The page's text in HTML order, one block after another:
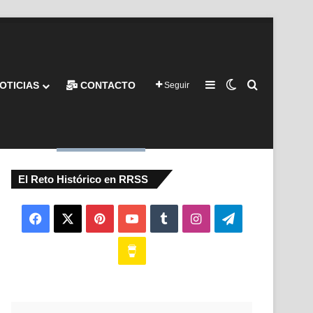
CONTACTO Seguir Barra lateral
Switch skin
El Reto Histórico en RRSS
Facebook PinterestYouTubeTumblrInstagramTelegram